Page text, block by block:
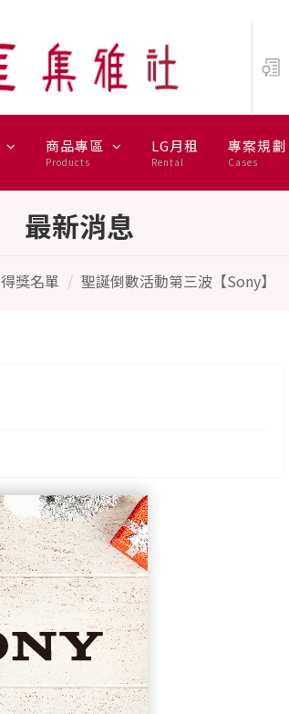
商品專區
Products
LG月租
Rental
專案規劃
Cases
最新消息
得獎名單 聖誕倒數活動第三波【Sony】